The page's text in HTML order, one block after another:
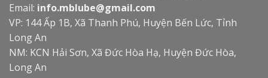
Email: info.mblube@gmail.com
VP: 144 Ấp 1B, Xã Thanh Phú, Huyện Bến Lức, Tỉnh
Long An
NM: KCN Hải Sơn, Xã Đức Hòa Hạ, Huyện Đức Hòa,
Long An